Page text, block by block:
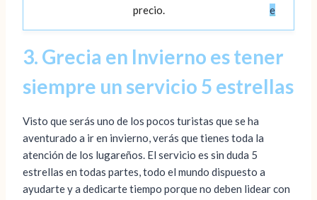
precio.
e
3. Grecia en Invierno es tener
siempre un servicio 5 estrellas
Visto que serás uno de los pocos turistas que se ha
aventurado a ir en invierno, verás que tienes toda la
atención de los lugareños. El servicio es sin duda 5
estrellas en todas partes, todo el mundo dispuesto a
ayudarte y a dedicarte tiempo porque no deben lidear con